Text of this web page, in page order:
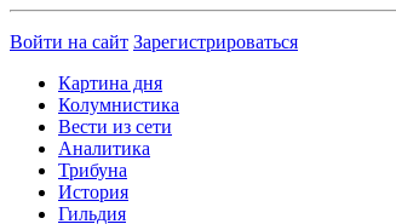
Войти на сайт Зарегистрироваться
Картина дня
Колумнистика
Вести из сети
Аналитика
Трибуна
История
Гильдия